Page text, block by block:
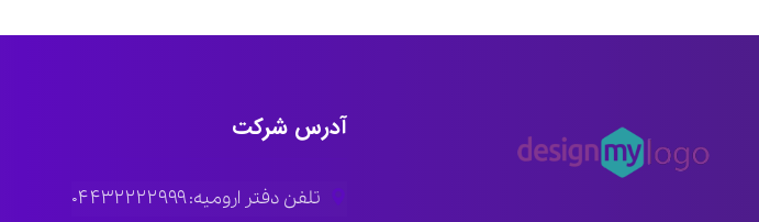
آدرس شرکت
تلفن دفتر ارومیه: ۰۴۴۳۲۲۲۲۹۹۹